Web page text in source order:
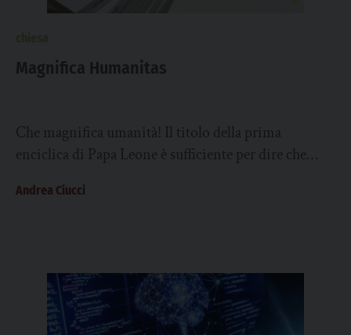
Magnifica Humanitas
Che magnifica umanità! Il titolo della prima
enciclica di Papa Leone è sufficiente per dire che
Andrea Ciucci